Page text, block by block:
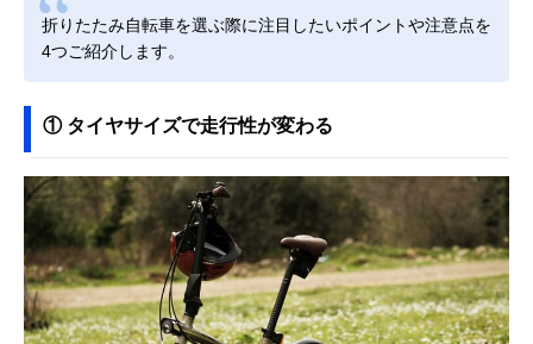
折りたたみ自転車を選ぶ際に注目したいポイントや注意点を
4つご紹介します。
① タイヤサイズで走行性が変わる